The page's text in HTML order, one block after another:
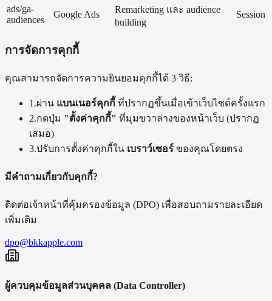
ads/ga-
audiences
Google Ads
Remarketing และ audience
building
Session
การจัดการคุกกี้
คุณสามารถจัดการความยินยอมคุกกี้ได้ 3 วิธี:
1.ผ่าน แบนเนอร์คุกกี้ ที่ปรากฏขึ้นเมื่อเข้าเว็บไซต์ครั้งแรก
2.กดปุ่ม "ตั้งค่าคุกกี้" ที่มุมขวาล่างของหน้าเว็บ (ปรากฏ
เสมอ)
3.ปรับการตั้งค่าคุกกี้ใน เบราว์เซอร์ ของคุณโดยตรง
มีคำถามเกี่ยวกับคุกกี้?
ติดต่อเจ้าหน้าที่คุ้มครองข้อมูล (DPO) เพื่อสอบถามรายละเอียด
เพิ่มเติม
dpo@bkkapple.com
ผู้ควบคุมข้อมูลส่วนบุคคล (Data Controller)